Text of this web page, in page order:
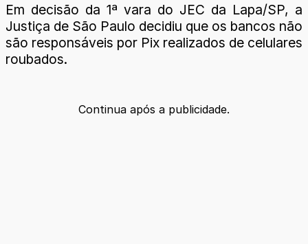
Em decisão da 1ª vara do JEC da Lapa/SP, a
Justiça de São Paulo decidiu que os bancos não
são responsáveis por Pix realizados de celulares
roubados.
Continua após a publicidade.